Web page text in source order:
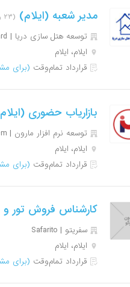
مدیر شعبه (ایلام) (۲۳ روز پیش)
توسعه هتل سازی دریا | Hoteldebitcard
ایلام، ایلام
قرارداد تمام‌وقت (برای
بازاریاب حضوری
توسعه نرم افزار مارون | Maron System
ایلام، ایلام
قرارداد تمام‌وقت (برای
کارشناس فروش تور و
سفریتو | Safarito
ایلام، ایلام
قرارداد تمام‌وقت (برای